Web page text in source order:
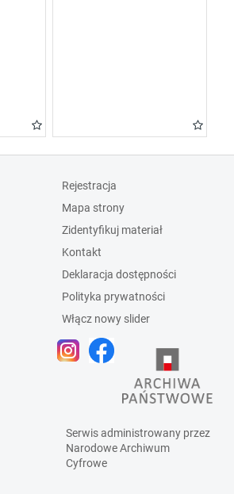
Rejestracja
Mapa strony
Zidentyfikuj materiał
Kontakt
Deklaracja dostępności
Polityka prywatności
Włącz nowy slider
Serwis administrowany przez
Narodowe Archiwum
Cyfrowe